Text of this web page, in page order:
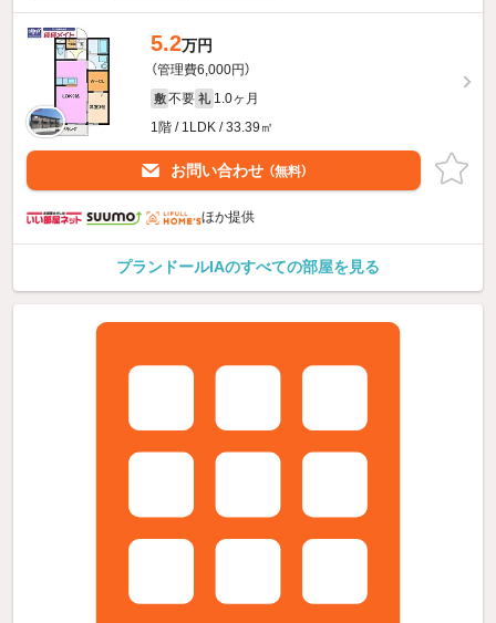
5.2万円
（管理費6,000円）
敷 不要 礼 1.0ヶ月
1階 / 1LDK / 33.39㎡
お問い合わせ （無料）
ほか提供
プランドールIAのすべての部屋を見る